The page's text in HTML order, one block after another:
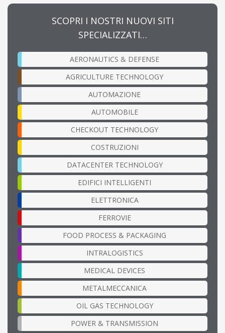
SCOPRI I NOSTRI NUOVI SITI
SPECIALIZZATI…
AERONAUTICS & DEFENSE
AGRICULTURE TECHNOLOGY
AUTOMAZIONE
AUTOMOBILE
CHECKOUT TECHNOLOGY
COSTRUZIONI
DATACENTER TECHNOLOGY
EDIFICI INTELLIGENTI
ELETTRONICA
FERROVIE
FOOD PROCESS & PACKAGING
INTRALOGISTICS
MEDICAL DEVICES
METALMECCANICA
OIL GAS TECHNOLOGY
POWER & TRANSMISSION